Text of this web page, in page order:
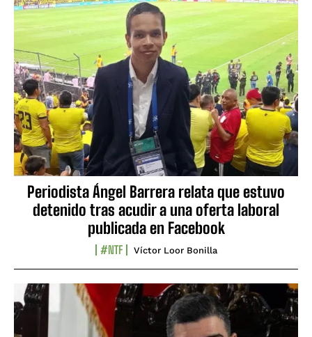
Periodista Ángel Barrera relata que estuvo
detenido tras acudir a una oferta laboral
publicada en Facebook
#NTF Víctor Loor Bonilla